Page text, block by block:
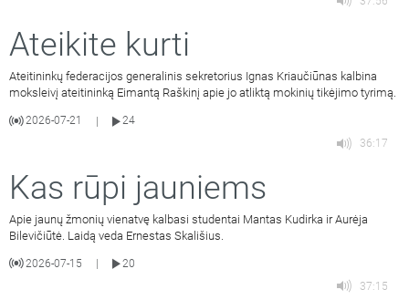
Ateikite kurti
Ateitininkų federacijos generalinis sekretorius Ignas Kriaučiūnas kalbina
moksleivį ateitininką Eimantą Raškinį apie jo atliktą mokinių tikėjimo tyrimą.
2026-07-21
24
36:17
Kas rūpi jauniems
Apie jaunų žmonių vienatvę kalbasi studentai Mantas Kudirka ir Aurėja
Bilevičiūtė. Laidą veda Ernestas Skališius.
2026-07-15
20
37:15